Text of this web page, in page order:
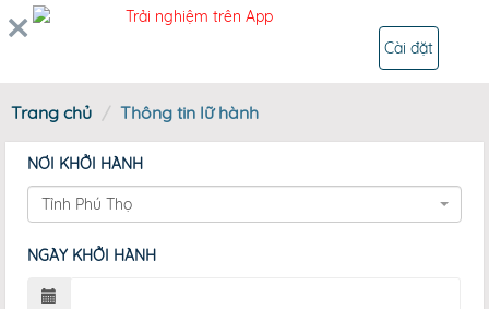
Trang chủ Thông tin lữ hành
NƠI KHỞI HÀNH
Tỉnh Phú Thọ
NGÀY KHỞI HÀNH
Trải nghiệm trên App
Cài đặt